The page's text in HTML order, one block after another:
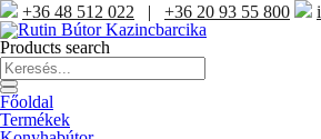
+36 48 512 022 | +36 20 93 55 800
Products search
Főoldal
Termékek